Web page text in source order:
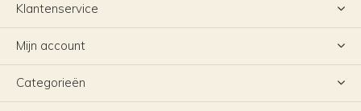
Klantenservice
Mijn account
Categorieën